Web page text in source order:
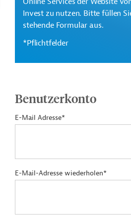
Invest zu nutzen. Bitte füllen
stehende Formular aus.
*Pflichtfelder
Benutzerkonto
E-Mail Adresse*
E-Mail-Adresse wiederholen*